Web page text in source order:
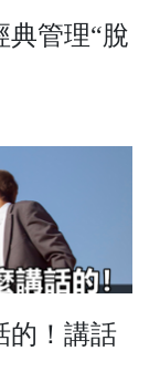
典管理“脫
的！講話